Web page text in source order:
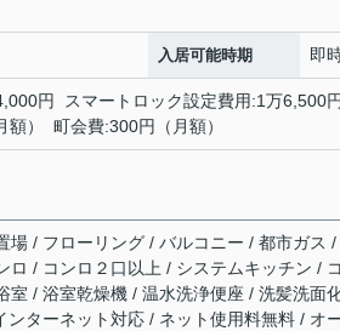
入居可能時期 即
円 スマートロック設定費用:1万6,500
） 町会費:300円（月額）
場 / フローリング / バルコニー / 都市ガス
ロ / コンロ２口以上 / システムキッチン /
室 / 浴室乾燥機 / 温水洗浄便座 / 洗髪洗面
ンターネット対応 / ネット使用料無料 / オ